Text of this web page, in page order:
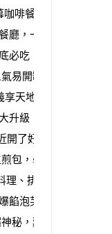
咖啡餐酒館，深夜直
廳，一整甕佛跳牆用
必吃，質感滿分水果
易開罐雪花冰，夏天
享天地親子餐廳推薦！
升級，新推出刈包、
開了好多年的凍圓，
包，學生、上班族的
理、排餐，不限時不
餡泡芙，必吃超特別
秘，藏在小街裡的桂